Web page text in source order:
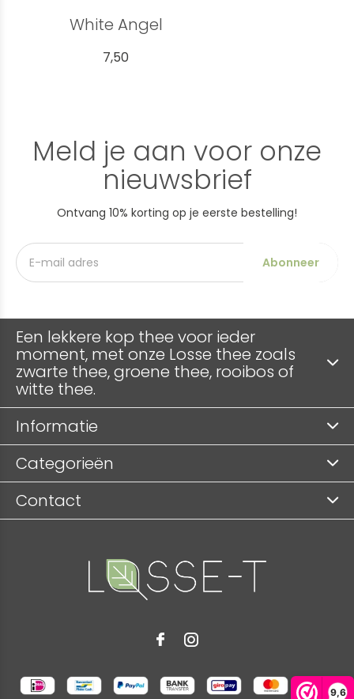
9,6
White Angel
7,50
Meld je aan voor onze
nieuwsbrief
Ontvang 10% korting op je eerste bestelling!
Abonneer
Een lekkere kop thee voor ieder
moment, met onze Losse thee zoals
zwarte thee, groene thee, rooibos of
witte thee.
Informatie
Categorieën
Contact